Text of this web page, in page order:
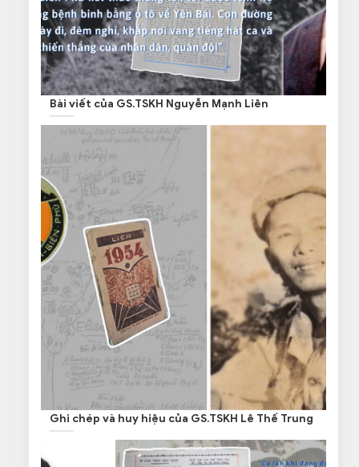
Bài viết của GS.TSKH Nguyễn Mạnh Liên
Ghi chép và huy hiệu của GS.TSKH Lê Thế Trung